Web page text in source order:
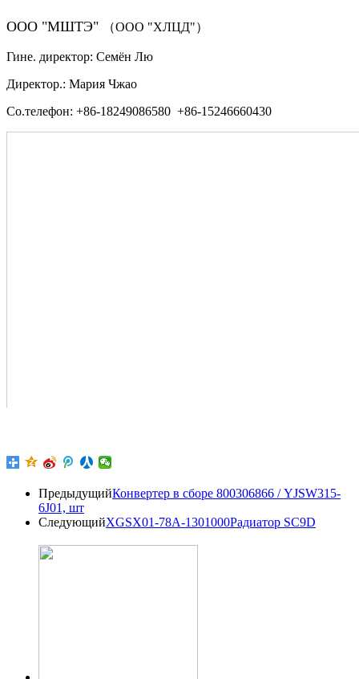
ООО "МШТЭ" （ООО "ХЛЦД"）
Гине. директор: Семён Лю
Директор.: Мария Чжао
Со.телефон: +86-18249086580 +86-15246660430
ПредыдущийКонвертер в сборе 800306866 / YJSW315-
6J01, шт
СледующийXGSX01-78A-1301000Радиатор SC9D